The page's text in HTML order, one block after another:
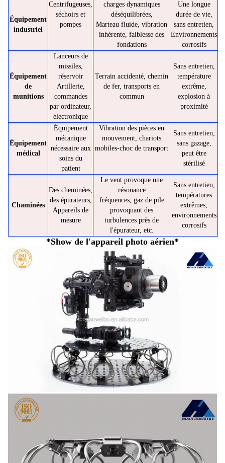
Équipement
industriel
Centrifugeuses,
séchoirs et
pompes
charges dynamiques
déséquilibrées,
Marteau fluide, vibration
inhérente, faiblesse des
fondations
Une longue
durée de vie,
sans entretien,
Environnements
corrosifs
Équipement
de
munitions
Lanceurs de
missiles,
réservoir
Artillerie,
commandes
par ordinateur,
électronique
Terrain accidenté, chemin
de fer, transports en
commun
Sans entretien,
température
extrême,
explosion à
proximité
Équipement
médical
Équipement
mécanique
nécessaire aux
soins du
patient
Vibration des pièces en
mouvement, chariots
mobiles-choc de transport
Sans entretien,
sans gazage,
peut être
stérilisé
Chaminées
Des cheminées,
des épurateurs,
Appareils de
mesure
Le vent provoque une
résonance
fréquences, gaz de pile
provoquant des
turbulences près de
l'épurateur, etc.
Sans entretien,
températures
extrêmes,
environnements
corrosifs
*Show de l'appareil photo aérien*